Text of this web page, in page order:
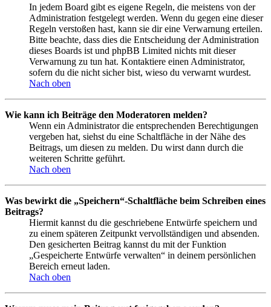
In jedem Board gibt es eigene Regeln, die meistens von der
Administration festgelegt werden. Wenn du gegen eine dieser
Regeln verstoßen hast, kann sie dir eine Verwarnung erteilen.
Bitte beachte, dass dies die Entscheidung der Administration
dieses Boards ist und phpBB Limited nichts mit dieser
Verwarnung zu tun hat. Kontaktiere einen Administrator,
sofern du die nicht sicher bist, wieso du verwarnt wurdest.
Nach oben
Wie kann ich Beiträge den Moderatoren melden?
Wenn ein Administrator die entsprechenden Berechtigungen
vergeben hat, siehst du eine Schaltfläche in der Nähe des
Beitrags, um diesen zu melden. Du wirst dann durch die
weiteren Schritte geführt.
Nach oben
Was bewirkt die „Speichern“-Schaltfläche beim Schreiben eines
Beitrags?
Hiermit kannst du die geschriebene Entwürfe speichern und
zu einem späteren Zeitpunkt vervollständigen und absenden.
Den gesicherten Beitrag kannst du mit der Funktion
„Gespeicherte Entwürfe verwalten“ in deinem persönlichen
Bereich erneut laden.
Nach oben